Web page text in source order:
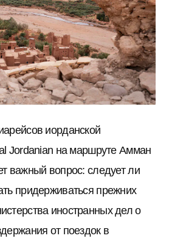
иорданской
Jordanian на маршруте Амман
важный вопрос: следует ли
придерживаться прежних
иностранных дел о
от поездок в